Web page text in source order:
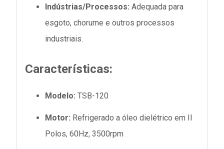
Indústrias/Processos: Adequada para
esgoto, chorume e outros processos
industriais.
Características:
Modelo: TSB-120
Motor: Refrigerado a óleo dielétrico em II
Polos, 60Hz, 3500rpm